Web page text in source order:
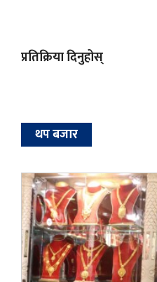
प्रतिक्रिया दिनुहोस्
थप बजार